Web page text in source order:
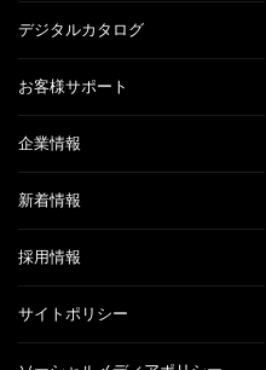
デジタルカタログ
お客様サポート
企業情報
新着情報
採用情報
サイトポリシー